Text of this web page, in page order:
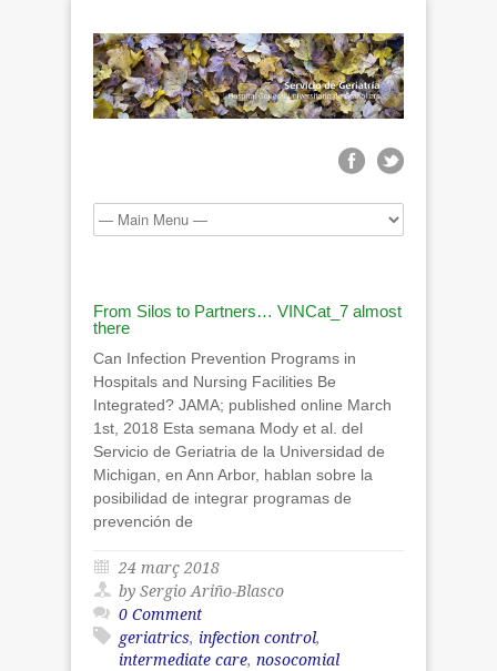
From Silos to Partners… VINCat_7 almost
there
Can Infection Prevention Programs in
Hospitals and Nursing Facilities Be
Integrated? JAMA; published online March
1st, 2018 Esta semana Mody et al. del
Servicio de Geriatria de la Universidad de
Michigan, en Ann Arbor, hablan sobre la
posibilidad de integrar programas de
prevención de
24 març 2018
by Sergio Ariño-Blasco
0 Comment
geriatrics, infection control,
intermediate care, nosocomial